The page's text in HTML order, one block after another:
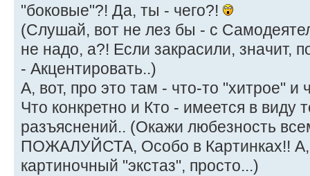
"боковые"?! Да, ты - чего?!
(Слушай, вот не лез бы - с
не надо, а?! Если закрасили, значит,
- Акцентировать..)
А, вот, про это там - что-то "хитрое" и
Что конкретно и Кто - имеется в виду
разъяснений.. (Окажи любезность
ПОЖАЛУЙСТА, Особо в Картинках!! А,
картиночный "экстаз", просто...)